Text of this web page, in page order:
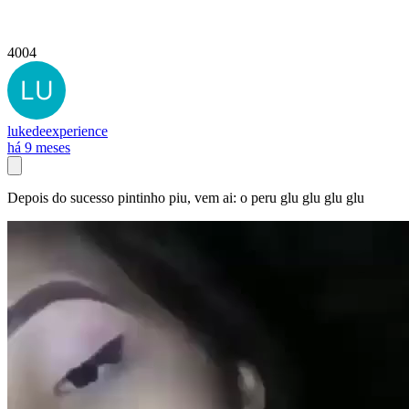
4004
lukedeexperience
há 9 meses
Depois do sucesso pintinho piu, vem ai: o peru glu glu glu glu